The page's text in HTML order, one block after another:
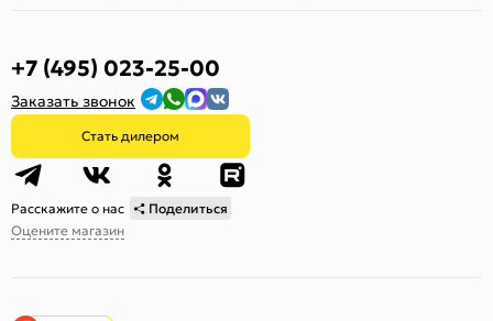
+7 (495) 023-25-00
Заказать звонок
Стать дилером
Расскажите о нас
Поделиться
Оцените магазин